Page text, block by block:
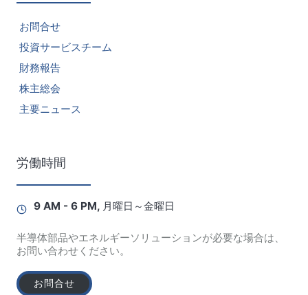
お問合せ
投資サービスチーム
財務報告
株主総会
主要ニュース
労働時間
9 AM - 6 PM, 月曜日～金曜日
半導体部品やエネルギーソリューションが必要な場合は、
お問い合わせください。
お問合せ